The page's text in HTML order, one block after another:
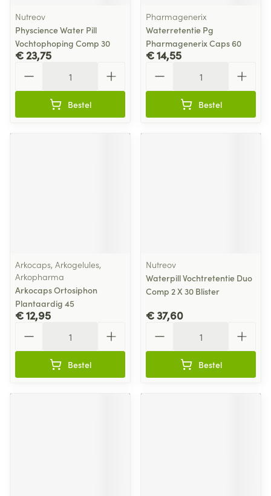
Nutreov
Physcience Water Pill
Vochtophoping Comp 30
€ 23,75
Bestel
Pharmagenerix
Waterretentie Pg
Pharmagenerix Caps 60
€ 14,55
Bestel
Arkocaps, Arkogelules,
Arkopharma
Arkocaps Ortosiphon
Plantaardig 45
€ 12,95
Bestel
Nutreov
Waterpill Vochtretentie Duo
Comp 2 X 30 Blister
€ 37,60
Bestel